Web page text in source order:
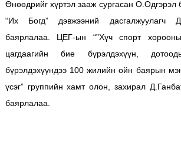
Өнөөдрийг хүртэл зааж сургасан О.Одгэрэл
“Их Богд” дэвжээний дасгалжуулагч
баярлалаа. ЦЕГ-ын “”Хүч спорт
цагдаагийн бие бүрэлдэхүүн,
бүрэлдэхүүндээ 100 жилийн ойн баярын
үсэг” группийн хамт олон, захирал
баярлалаа.